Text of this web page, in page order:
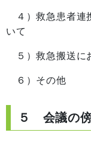
４）救急患者連
いて
５）救急搬送に
６）その他
５ 会議の